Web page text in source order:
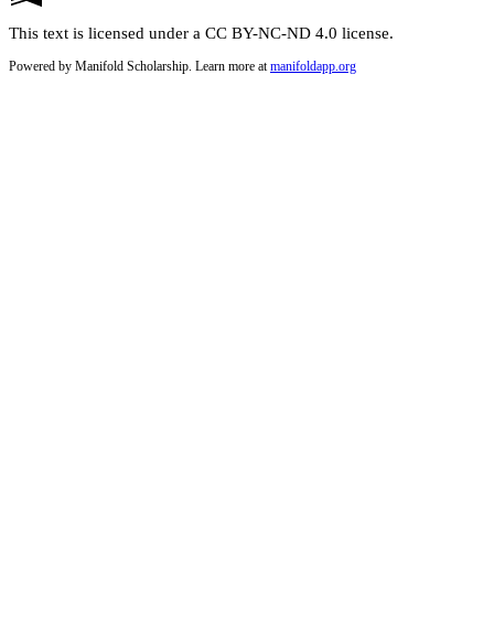
This text is licensed under a CC BY-NC-ND 4.0 license.
Powered by Manifold Scholarship. Learn more at manifoldapp.org